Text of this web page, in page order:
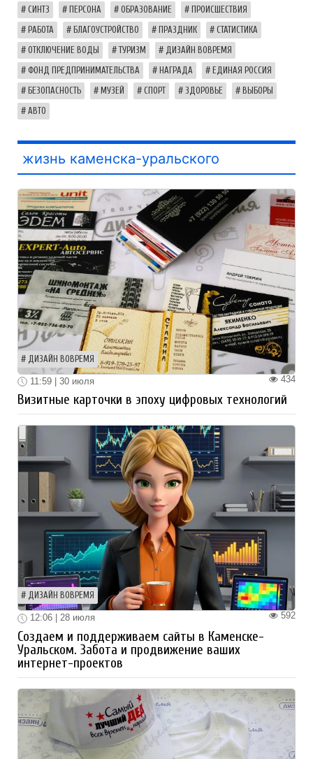
СИНТЗ ПЕРСОНА ОБРАЗОВАНИЕ ПРОИСШЕСТВИЯ
РАБОТА БЛАГОУСТРОЙСТВО ПРАЗДНИК СТАТИСТИКА
ОТКЛЮЧЕНИЕ ВОДЫ ТУРИЗМ ДИЗАЙН ВОВРЕМЯ
ФОНД ПРЕДПРИНИМАТЕЛЬСТВА НАГРАДА ЕДИНАЯ РОССИЯ
БЕЗОПАСНОСТЬ МУЗЕЙ СПОРТ ЗДОРОВЬЕ ВЫБОРЫ
АВТО
жизнь каменска-уральского
ДИЗАЙН ВОВРЕМЯ
434
11:59 | 30 июля
Визитные карточки в эпоху цифровых технологий
ДИЗАЙН ВОВРЕМЯ
592
12:06 | 28 июля
Создаем и поддерживаем сайты в Каменске-
Уральском. Забота и продвижение ваших
интернет-проектов